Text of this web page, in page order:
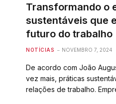
Transformando o
sustentáveis que
futuro do trabalho
NOTÍCIAS NOVEMBRO 7, 2024
De acordo com João
vez mais, práticas
relações de trabalho.